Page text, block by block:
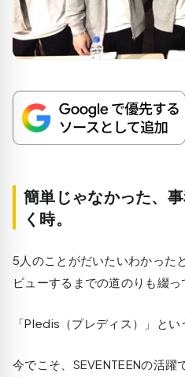
簡単じゃなかった、
く時。
5人のことがだいたいわかった
ビューするまでの道のりも綴っ
「Pledis（プレディス）」と
今でこそ、SEVENTEENの活